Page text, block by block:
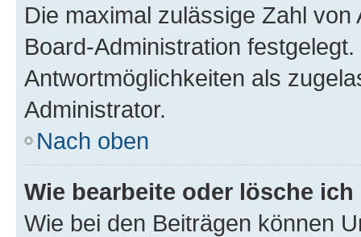
Die maximal zulässige Zahl
Board-Administration
Antwortmöglichkeiten als
Administrator.
Nach oben
Wie bearbeite oder lösche
Wie bei den Beiträgen können